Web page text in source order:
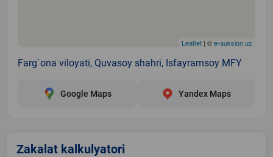
Leaflet | ©e-auksion.uz
Farg`ona viloyati, Quvasoy shahri, Isfayramsoy MFY
Google Maps Yandex Maps
Zakalat kalkulyatori